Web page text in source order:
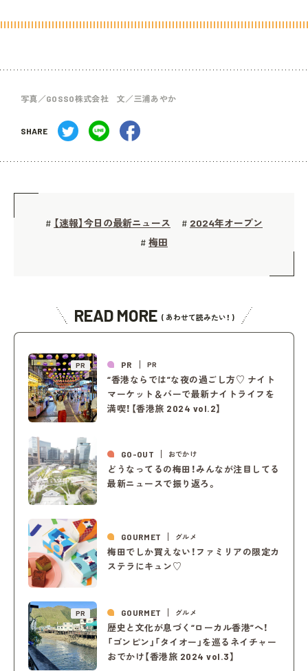
写真／GOSSO株式会社 文／三浦あやか
SHARE
# 【速報】今日の最新ニュース # 2024年オープン
# 梅田
READ MORE ( あわせて読みたい！ )
PR PR PR
“香港ならでは”な夜の過ごし方♡ ナイト
マーケット＆バーで最新ナイトライフを
満喫！【香港旅 2024 vol.2】
GO-OUT おでかけ
どうなってるの梅田！みんなが注目してる
最新ニュースで振り返ろ。
GOURMET グルメ
梅田でしか買えない！ファミリアの限定カ
ステラにキュン♡
PR GOURMET グルメ
歴史と文化が息づく“ローカル香港”へ！
「ゴンピン」「タイオー」を巡るネイチャー
おでかけ【香港旅 2024 vol.3】